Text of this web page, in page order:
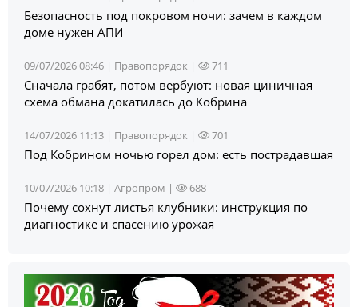
Безопасность под покровом ночи: зачем в каждом
доме нужен АПИ
09/07/2026 08:46 | Правопорядок | 711
Сначала грабят, потом вербуют: новая циничная
схема обмана докатилась до Кобрина
14/07/2026 11:13 | Правопорядок | 701
Под Кобрином ночью горел дом: есть пострадавшая
10/07/2026 10:18 | Агропром | 688
Почему сохнут листья клубники: инструкция по
диагностике и спасению урожая